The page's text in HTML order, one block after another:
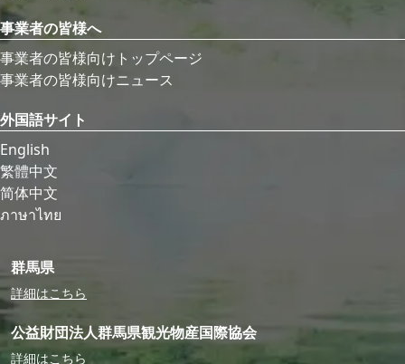
事業者の皆様へ
事業者の皆様向けトップページ
事業者の皆様向けニュース
外国語サイト
English
繁體中文
简体中文
ภาษาไทย
群馬県
詳細はこちら
公益財団法人群馬県観光物産国際協会
詳細はこちら